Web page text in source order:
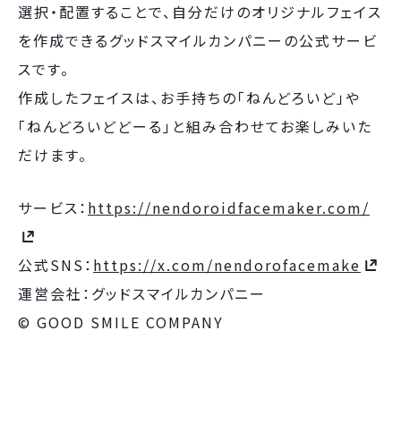
選択・配置することで、自分だけのオリジナルフェイス
を作成できるグッドスマイルカンパニーの公式サービ
スです。
作成したフェイスは、お手持ちの「ねんどろいど」や
「ねんどろいどどーる」と組み合わせてお楽しみいた
だけます。
サービス： https://nendoroidfacemaker.com/
公式SNS： https://x.com/nendorofacemake
運営会社：グッドスマイルカンパニー
© GOOD SMILE COMPANY